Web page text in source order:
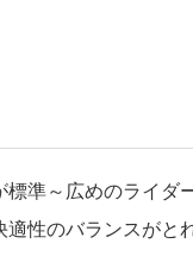
標準～広めのライダ
適性のバランスがと